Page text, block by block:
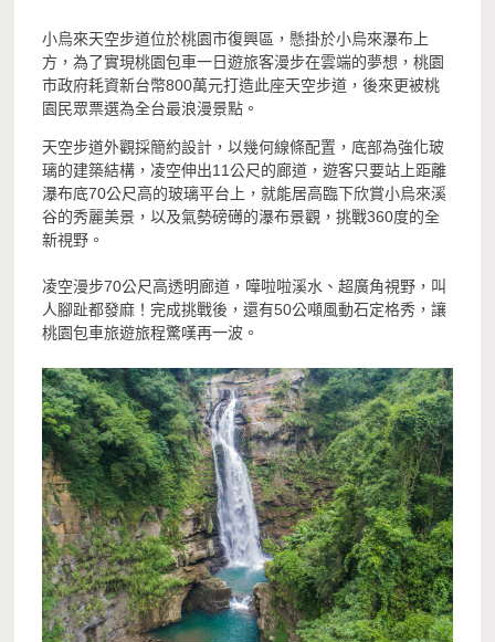
小烏來天空步道位於桃園市復興區，懸掛於小烏來瀑布上
方，為了實現桃園包車一日遊旅客漫步在雲端的夢想，桃園
市政府耗資新台幣800萬元打造此座天空步道，後來更被桃
園民眾票選為全台最浪漫景點。
天空步道外觀採簡約設計，以幾何線條配置，底部為強化玻
璃的建築結構，凌空伸出11公尺的廊道，遊客只要站上距離
瀑布底70公尺高的玻璃平台上，就能居高臨下欣賞小烏來溪
谷的秀麗美景，以及氣勢磅礡的瀑布景觀，挑戰360度的全
新視野。
凌空漫步70公尺高透明廊道，嘩啦啦溪水、超廣角視野，叫
人腳趾都發麻！完成挑戰後，還有50公噸風動石定格秀，讓
桃園包車旅遊旅程驚嘆再一波。